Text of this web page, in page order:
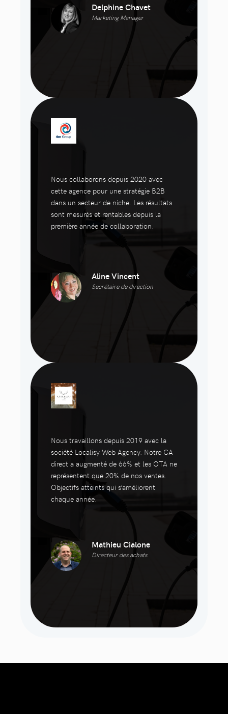
Delphine Chavet
Marketing Manager
Nous collaborons depuis 2020 avec
cette agence pour une stratégie B2B
dans un secteur de niche. Les résultats
sont mesurés et rentables depuis la
première année de collaboration.
Aline Vincent
Secrétaire de direction
Nous travaillons depuis 2019 avec la
société Localisy Web Agency. Notre CA
direct a augmenté de 66% et les OTA ne
représentent que 20% de nos ventes.
Objectifs atteints qui s’améliorent
chaque année.
Mathieu Cialone
Directeur des achats